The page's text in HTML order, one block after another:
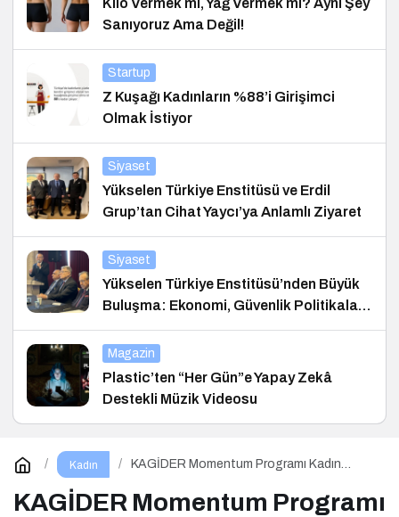
Sanıyoruz Ama Değil!
Startup
Z Kuşağı Kadınların %88’i Girişimci
Olmak İstiyor
Siyaset
Yükselen Türkiye Enstitüsü ve Erdil
Grup’tan Cihat Yaycı’ya Anlamlı Ziyaret
Siyaset
Yükselen Türkiye Enstitüsü’nden Büyük
Buluşma: Ekonomi, Güvenlik Politikaları
ve Hukuk Konferansı
Magazin
Plastic’ten “Her Gün”e Yapay Zekâ
Destekli Müzik Videosu
Kadın
KAGİDER Momentum Programı Kadın
KAGİDER Momentum Programı